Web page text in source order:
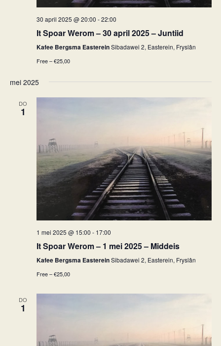
30 april 2025 @ 20:00 -22:00
It Spoar Werom – 30 april 2025 – Juntiid
Kafee Bergsma EastereinSibadawei 2, Easterein, Fryslân
Free – €25,00
mei 2025
DO
1
1 mei 2025 @ 15:00 - 17:00
It Spoar Werom – 1 mei 2025 – Middeis
Kafee Bergsma EastereinSibadawei 2, Easterein, Fryslân
Free – €25,00
DO
1